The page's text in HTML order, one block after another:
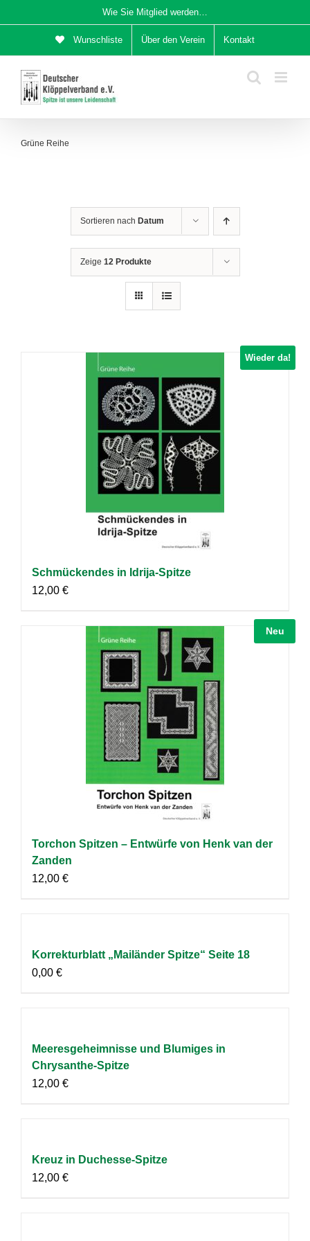
Inhalt
Wie Sie Mitglied werden…
Wunschliste Über den Verein Kontakt
Grüne Reihe
Sortieren nach Datum
Zeige 12 Produkte
Wieder da!
Schmückendes in Idrija-Spitze
12,00 €
Neu
Torchon Spitzen – Entwürfe von Henk van der
Zanden
12,00 €
Korrekturblatt „Mailänder Spitze“ Seite 18
0,00 €
Meeresgeheimnisse und Blumiges in
Chrysanthe-Spitze
12,00 €
Kreuz in Duchesse-Spitze
12,00 €